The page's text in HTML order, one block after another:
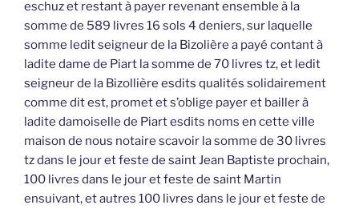
eschuz et restant à payer revenant ensemble à la
somme de 589 livres 16 sols 4 deniers, sur laquelle
somme ledit seigneur de la Bizolière a payé contant à
ladite dame de Piart la somme de 70 livres tz, et ledit
seigneur de la Bizollière esdits qualités solidairement
comme dit est, promet et s’oblige payer et bailler à
ladite damoiselle de Piart esdits noms en cette ville
maison de nous notaire scavoir la somme de 30 livres
tz dans le jour et feste de saint Jean Baptiste prochain,
100 livres dans le jour et feste de saint Martin
ensuivant, et autres 100 livres dans le jour et feste de